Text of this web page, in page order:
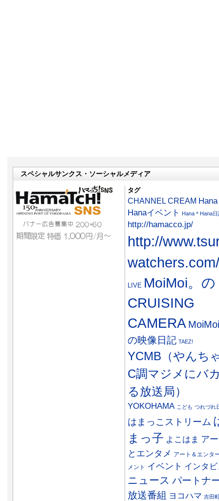
スペシャルサンクス・ソーシャルメディア
タグ
CHANNEL CREAM
Hanaイベント
Hana＊Hana日
http://hamacco.jp/
http://
watchers.com/
LIVE MoiMoi。の
CRUISING
CAMERA
の映像日記 TAEZ!
YCMB（やんち
C調マジメにバ
る放送局）
YOKOHAMA こども つれづれ
はまっこストリーム
まっ子 よこはま ア
とエンタメ アート＆エンタ
メント
イベント インタ
ニュース パートナ
放送番組 ヨコハマ 吉田